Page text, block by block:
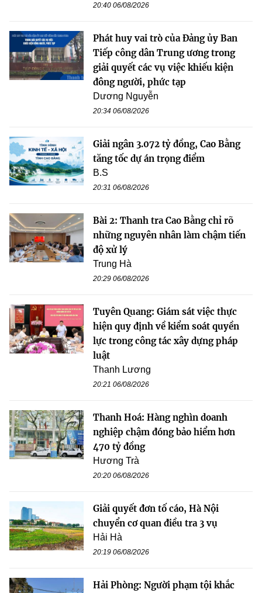
20:40 06/08/2026
Phát huy vai trò của Đảng ủy Ban
Tiếp công dân Trung ương trong
giải quyết các vụ việc khiếu kiện
đông người, phức tạp
Dương Nguyễn
20:34 06/08/2026
Giải ngân 3.072 tỷ đồng, Cao Bằng
tăng tốc dự án trọng điểm
B.S
20:31 06/08/2026
Bài 2: Thanh tra Cao Bằng chỉ rõ
những nguyên nhân làm chậm tiến
độ xử lý
Trung Hà
20:29 06/08/2026
Tuyên Quang: Giám sát việc thực
hiện quy định về kiểm soát quyền
lực trong công tác xây dựng pháp
luật
Thanh Lương
20:21 06/08/2026
Thanh Hoá: Hàng nghìn doanh
nghiệp chậm đóng bảo hiểm hơn
470 tỷ đồng
Hương Trà
20:20 06/08/2026
Giải quyết đơn tố cáo, Hà Nội
chuyển cơ quan điều tra 3 vụ
Hải Hà
20:19 06/08/2026
Hải Phòng: Người phạm tội khắc